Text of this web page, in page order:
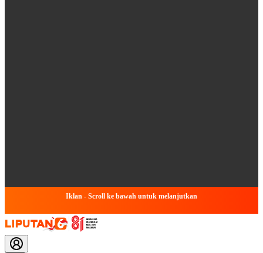
Iklan - Scroll ke bawah untuk melanjutkan